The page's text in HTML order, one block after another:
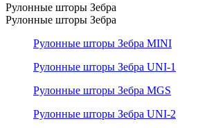
Рулонные шторы Зебра
Рулонные шторы Зебра
Рулонные шторы Зебра MINI
Рулонные шторы Зебра UNI-1
Рулонные шторы Зебра MGS
Рулонные шторы Зебра UNI-2